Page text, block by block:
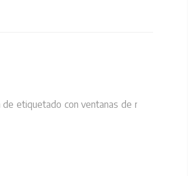
etiquetado con ventanas de marcado,